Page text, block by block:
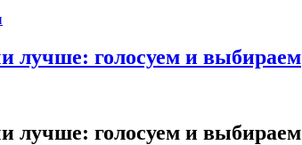
лучше: голосуем и выбираем
лучше: голосуем и выбираем